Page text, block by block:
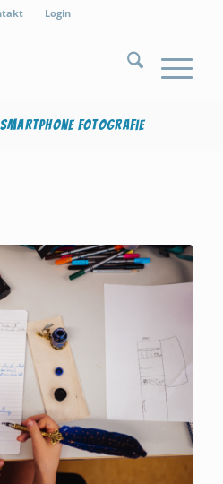
Login
Fotografie